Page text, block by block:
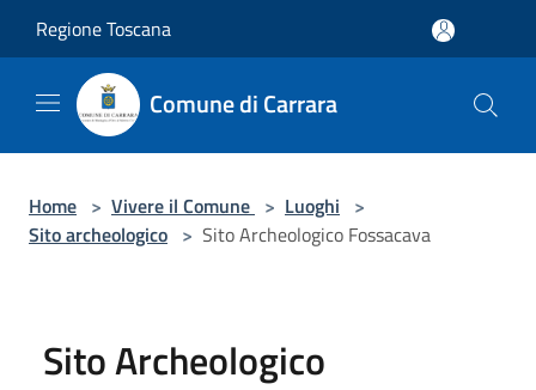
Regione Toscana
Comune di Carrara
Home > Vivere il Comune > Luoghi >
Sito archeologico > Sito Archeologico Fossacava
Sito Archeologico